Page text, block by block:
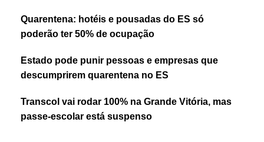
Quarentena: hotéis e pousadas do ES só
poderão ter 50% de ocupação
Estado pode punir pessoas e empresas que
descumprirem quarentena no ES
Transcol vai rodar 100% na Grande Vitória, mas
passe-escolar está suspenso